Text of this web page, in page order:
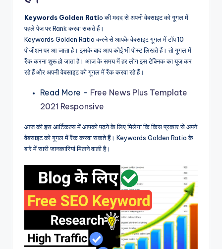
Keywords Golden Ratio की मदद से अपनी वेबसाइट को गूगल में
पहले पेज पर Rank करवा सकते हैं।
Keywords Golden Ratio करने से आपके वेबसाइट गूगल में टॉप 10
पोजीशन पर आ जाता है। इसके बाद आप कोई भी पोस्ट लिखते हैं। तो गूगल में
रैंक करना शुरू हो जाता है। आज के समय में हर लोग इस टेक्निक का यूज कर
रहे हैं और अपनी वेबसाइट को गूगल में रैंक करवा रहे हैं।
Read More – Free News Plus Template
2021 Responsive
आज की इस आर्टिकल्स में आपको पढ़ने के लिए मिलेगा कि किस प्रकार से अपने
वेबसाइट को गूगल में रैंक करवा सकते हैं। Keywords Golden Ratio के
बारे में सारी जानकारियां मिलने वाली है।